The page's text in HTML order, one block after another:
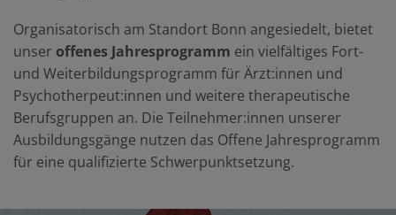
Organisatorisch am Standort Bonn angesiedelt, bietet
unser offenes Jahresprogramm ein vielfältiges Fort-
und Weiterbildungsprogramm für Ärzt:innen und
Psychotherpeut:innen und weitere therapeutische
Berufsgruppen an. Die Teilnehmer:innen unserer
Ausbildungsgänge nutzen das Offene Jahresprogramm
für eine qualifizierte Schwerpunktsetzung.